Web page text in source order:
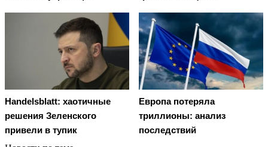
Handelsblatt: хаотичные
решения Зеленского
привели в тупик
Европа потеряла
триллионы: анализ
последствий